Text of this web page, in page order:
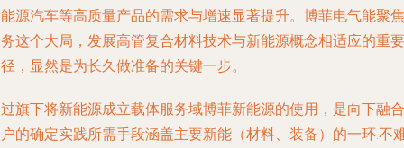
源汽车等高质量产品的需求与增速显著提升。博菲电气能聚焦
这个大局，发展高管复合材料技术与新能源概念相适应的重要
，显然是为长久做准备的关键一步。
旗下将新能源成立载体服务域博菲新能源的使用，是向下融合
的确定实践所需手段涵盖主要新能（材料、装备）的一环.不